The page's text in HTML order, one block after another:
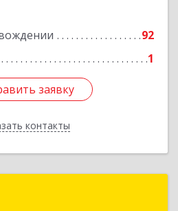
92
1
заявку
контакты
заявку
Назад